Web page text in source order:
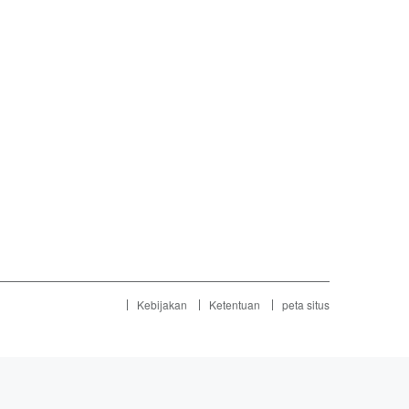
Kebijakan Ketentuan peta situs